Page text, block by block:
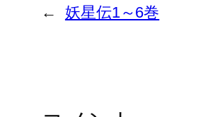
← 妖星伝1～6巻